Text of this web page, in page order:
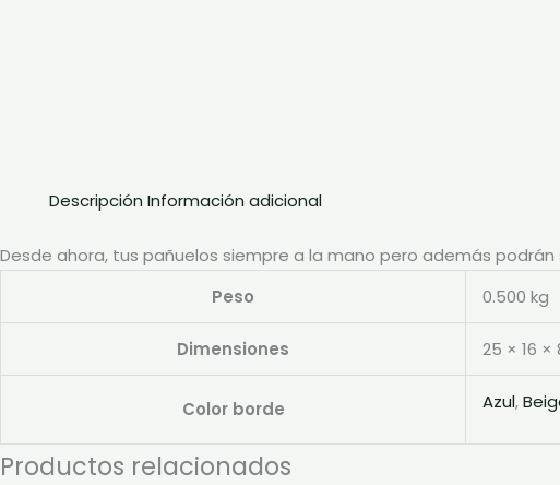
Descripción Información adicional
Desde ahora, tus pañuelos siempre a la mano pero además
Peso
0.500 kg
Dimensiones 25 × 16 ×
Color borde Azul,
Productos relacionados